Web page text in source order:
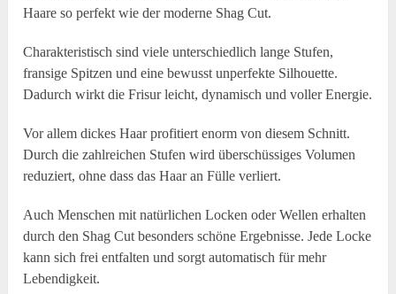
Haare so perfekt wie der moderne Shag Cut.
Charakteristisch sind viele unterschiedlich lange Stufen,
fransige Spitzen und eine bewusst unperfekte Silhouette.
Dadurch wirkt die Frisur leicht, dynamisch und voller Energie.
Vor allem dickes Haar profitiert enorm von diesem Schnitt.
Durch die zahlreichen Stufen wird überschüssiges Volumen
reduziert, ohne dass das Haar an Fülle verliert.
Auch Menschen mit natürlichen Locken oder Wellen erhalten
durch den Shag Cut besonders schöne Ergebnisse. Jede Locke
kann sich frei entfalten und sorgt automatisch für mehr
Lebendigkeit.